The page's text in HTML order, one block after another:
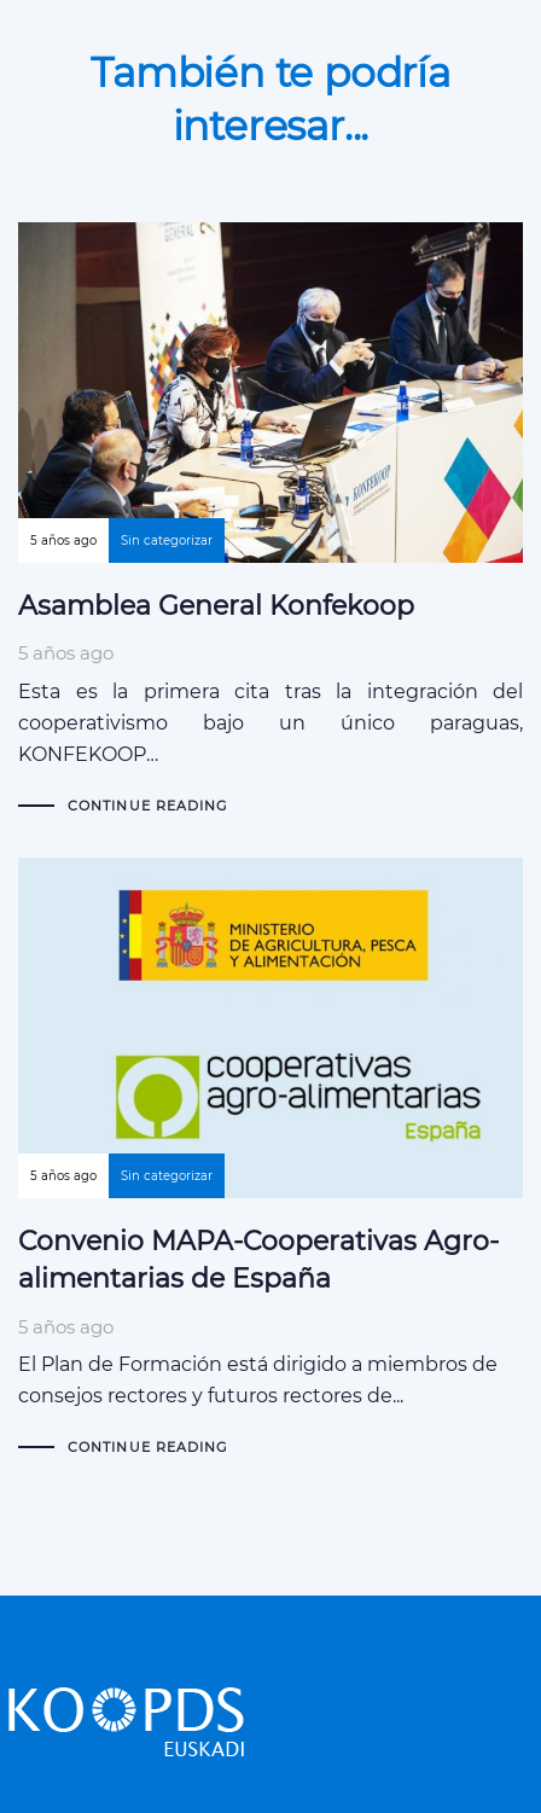
También te podría
interesar...
5 años ago Sin categorizar
Asamblea General Konfekoop
5 años ago
Esta es la primera cita tras la integración del
cooperativismo bajo un único paraguas,
KONFEKOOP…
CONTINUE READING
5 años ago Sin categorizar
Convenio MAPA-Cooperativas Agro-
alimentarias de España
5 años ago
El Plan de Formación está dirigido a miembros de
consejos rectores y futuros rectores de...
CONTINUE READING